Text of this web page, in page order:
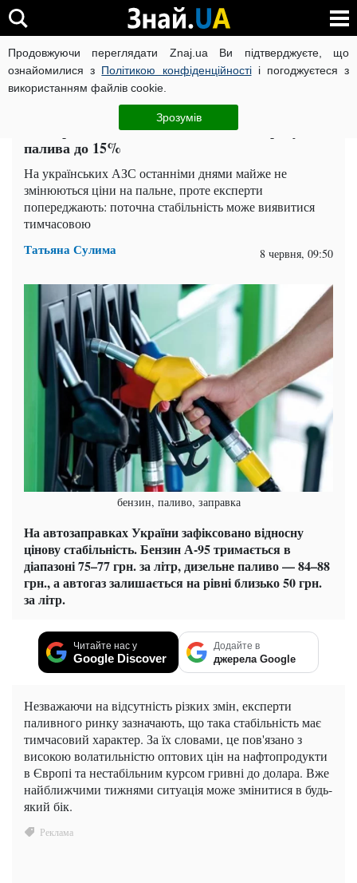
Продовжуючи переглядати Znaj.ua Ви підтверджуєте, що
ознайомилися з Політикою конфіденційностіі погоджуєтеся з
використанням файлів cookie.
Зрозумів
ВІЙНА РОСІЇ ПРОТИ УКРАЇНИ КОРОНАВІРУС В УКРАЇНІ
Auto.Знай ЧИТАТЬ НА РУССКОМ
Експерти пояснили, як зменшити витрату
палива до 15%
На українських АЗС останніми днями майже не
змінюються ціни на пальне, проте експерти
попереджають: поточна стабільність може виявитися
тимчасовою
Татьяна Сулима 8 червня, 09:50
бензин, паливо, заправка
На автозаправках України зафіксовано відносну
цінову стабільність. Бензин А-95 тримається в
діапазоні 75–77 грн. за літр, дизельне паливо — 84–88
грн., а автогаз залишається на рівні близько 50 грн.
за літр.
Читайте нас у
Google Discover
Додайте в
джерела Google
Незважаючи на відсутність різких змін, експерти
паливного ринку зазначають, що така стабільність має
тимчасовий характер. За їх словами, це пов'язано з
високою волатильністю оптових цін на нафтопродукти
в Європі та нестабільним курсом гривні до долара. Вже
найближчими тижнями ситуація може змінитися в будь-
який бік.